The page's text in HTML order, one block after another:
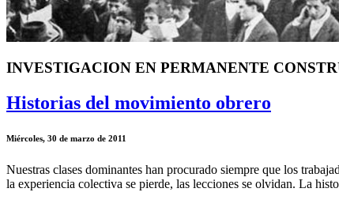
INVESTIGACION EN PERMANENTE
Historias del movimiento obrero
Miércoles, 30 de marzo de 2011
Nuestras clases dominantes han procurado siempre que los
la experiencia colectiva se pierde, las lecciones se olvidan. La